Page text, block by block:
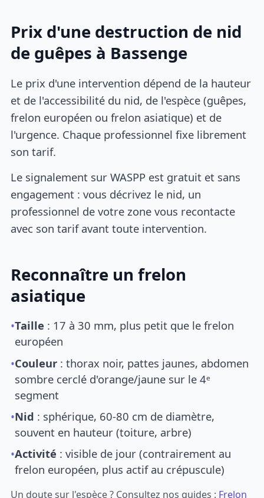
Prix d'une destruction de nid
de guêpes à Bassenge
Le prix d'une intervention dépend de la hauteur
et de l'accessibilité du nid, de l'espèce (guêpes,
frelon européen ou frelon asiatique) et de
l'urgence. Chaque professionnel fixe librement
son tarif.
Le signalement sur WASPP est gratuit et sans
engagement : vous décrivez le nid, un
professionnel de votre zone vous recontacte
avec son tarif avant toute intervention.
Reconnaître un frelon
asiatique
•Taille : 17 à 30 mm, plus petit que le frelon
européen
•Couleur : thorax noir, pattes jaunes, abdomen
sombre cerclé d'orange/jaune sur le 4ᵉ
segment
•Nid : sphérique, 60-80 cm de diamètre,
souvent en hauteur (toiture, arbre)
•Activité : visible de jour (contrairement au
frelon européen, plus actif au crépuscule)
Un doute sur l'espèce ? Consultez nos guides : Frelon